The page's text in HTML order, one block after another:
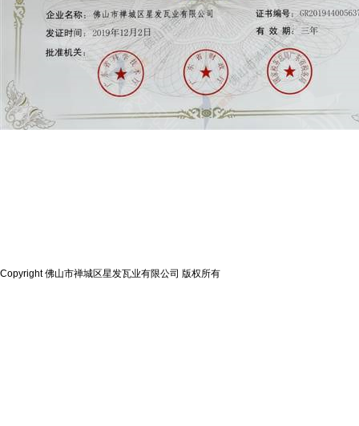
Copyright 佛山市禅城区星发瓦业有限公司 版权所有